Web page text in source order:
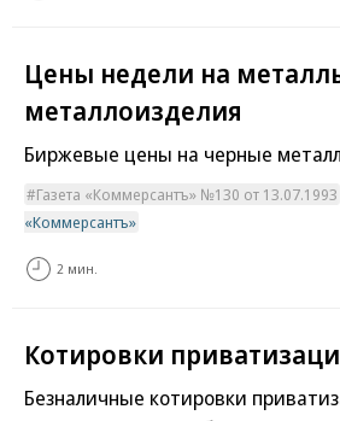
Цены недели на
металлоизделия
Биржевые цены на черные
Газета «Коммерсантъ» №130 от 13.07.1993
«Коммерсантъ»
2 мин.
Котировки
Безналичные котировки